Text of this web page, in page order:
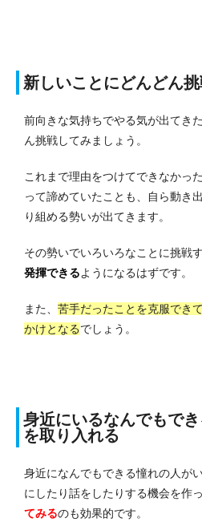
新しいことにどんどん
前向きな気持ちでやる気が出てき
ん挑戦してみましょう。
これまで理由をつけてできなかっ
って諦めていたことも、自ら動き
り組める勢いが出てきます。
その勢いでいろいろなことに挑戦す
発揮できるようになるはずです。
また、 苦手だったことを克服でき
かけとなるでしょう。
身近にいるなんでもで
を取り入れる
身近になんでもできる憧れの人が
にしたり話をしたりする機会を作
てみるのも効果的です。